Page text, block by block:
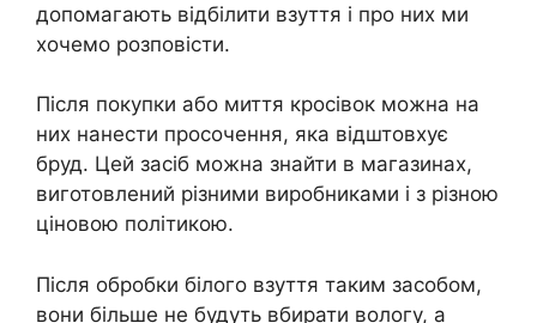
допомагають відбілити взуття і про них ми
хочемо розповісти.
Після покупки або миття кросівок можна на
них нанести просочення, яка відштовхує
бруд. Цей засіб можна знайти в магазинах,
виготовлений різними виробниками і з різною
ціновою політикою.
Після обробки білого взуття таким засобом,
вони більше не будуть вбирати вологу, а